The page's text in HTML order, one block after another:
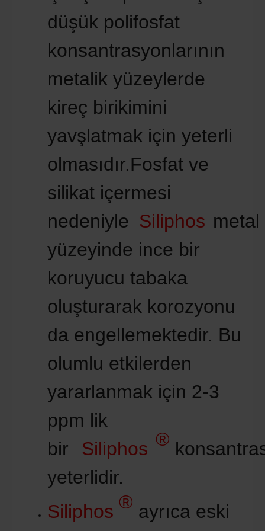
düşük polifosfat
konsantrasyonlarının
metalik yüzeylerde
kireç birikimini
yavşlatmak için yeterli
olmasıdır.Fosfat ve
silikat içermesi
nedeniyle Siliphos metal
yüzeyinde ince bir
koruyucu tabaka
oluşturarak korozyonu
da engellemektedir. Bu
olumlu etkilerden
yararlanmak için 2-3
ppm lik
bir
Siliphos ®
yeterlidir.
Siliphos ® ayrıca eski